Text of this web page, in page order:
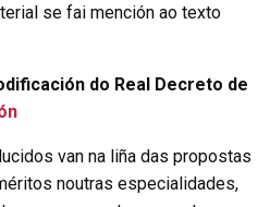
se fai mención ao texto
do Real Decreto de
van na liña das propostas
noutras especialidades,